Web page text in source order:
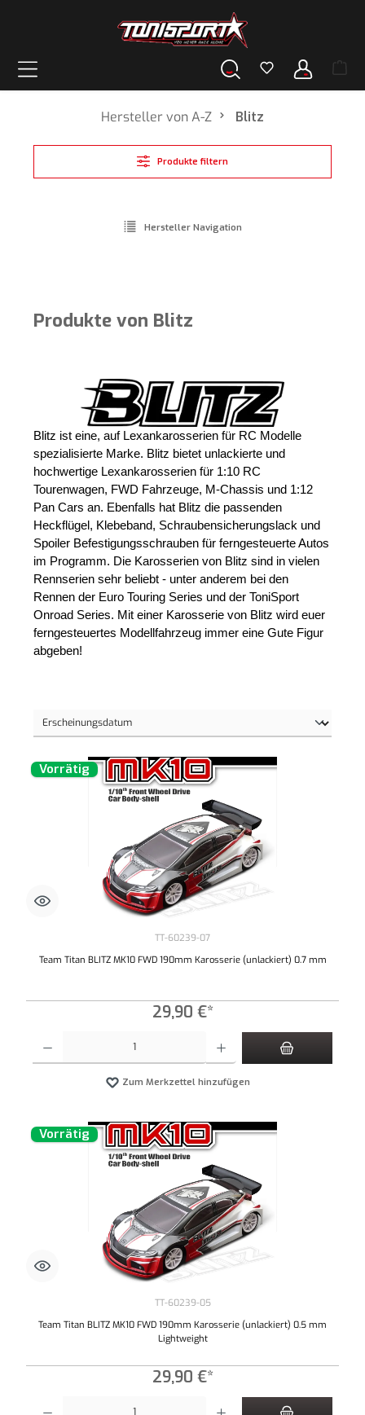
Hersteller von A-Z Blitz
Produkte filtern
Hersteller Navigation
Produkte von Blitz
Blitz ist eine, auf Lexankarosserien für RC Modelle
spezialisierte Marke. Blitz bietet unlackierte und
hochwertige Lexankarosserien für 1:10 RC
Tourenwagen, FWD Fahrzeuge, M-Chassis und 1:12
Pan Cars an. Ebenfalls hat Blitz die passenden
Heckflügel, Klebeband, Schraubensicherungslack und
Spoiler Befestigungsschrauben für ferngesteuerte Autos
im Programm. Die Karosserien von Blitz sind in vielen
Rennserien sehr beliebt - unter anderem bei den
Rennen der Euro Touring Series und der ToniSport
Onroad Series. Mit einer Karosserie von Blitz wird euer
ferngesteuertes Modellfahrzeug immer eine Gute Figur
abgeben!
Vorrätig
TT-60239-07
Team Titan BLITZ MK10 FWD 190mm Karosserie (unlackiert) 0.7 mm
29,90 €*
Zum Merkzettel hinzufügen
Vorrätig
TT-60239-05
Team Titan BLITZ MK10 FWD 190mm Karosserie (unlackiert) 0.5 mm
Lightweight
29,90 €*